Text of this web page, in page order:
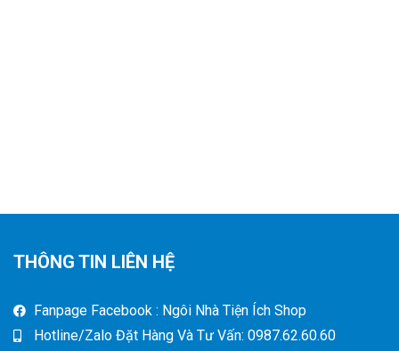
THÔNG TIN LIÊN HỆ
Fanpage Facebook : Ngôi Nhà Tiện Ích Shop
Hotline/Zalo Đặt Hàng Và Tư Vấn: 0987.62.60.60